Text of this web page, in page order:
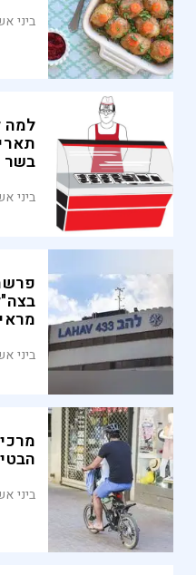
ביני
למה
בשר
ביני
ביני
ביני